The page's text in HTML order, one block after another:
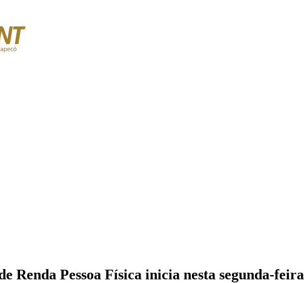
Renda Pessoa Física inicia nesta segunda-feira